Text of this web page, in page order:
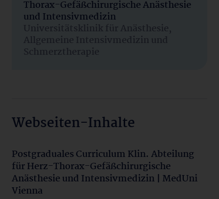
Thorax-Gefäßchirurgische Anästhesie
und Intensivmedizin
Universitätsklinik für Anästhesie,
Allgemeine Intensivmedizin und
Schmerztherapie
Webseiten-Inhalte
Postgraduales Curriculum Klin. Abteilung
für Herz-Thorax-Gefäßchirurgische
Anästhesie und Intensivmedizin | MedUni
Vienna